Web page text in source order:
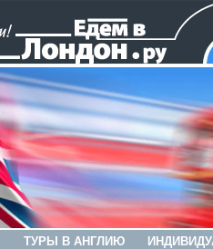
ТУРЫ В АНГЛИЮ